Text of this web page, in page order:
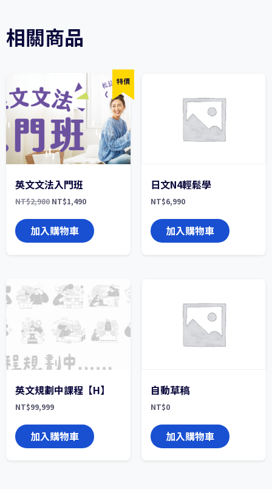
相關商品
特價
英文文法入門班
NT$2,980 原
價
格：
NT$2,980。
NT$1,490目
價
格：
NT$1,490。
加入購物車
日文N4輕鬆學
NT$6,990
加入購物車
英文規劃中課程【H】
NT$99,999
加入購物車
自動草稿
NT$0
加入購物車